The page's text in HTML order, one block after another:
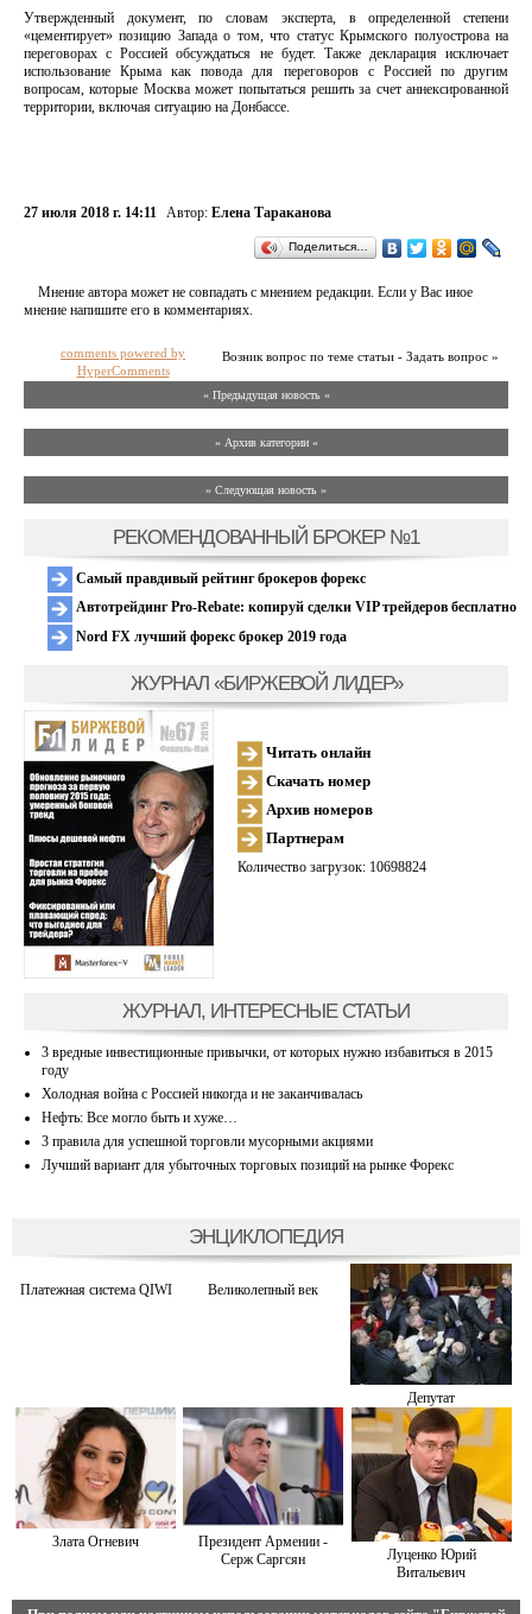
Утвержденный документ, по словам эксперта, в определенной степени
«цементирует» позицию Запада о том, что статус Крымского полуострова на
переговорах с Россией обсуждаться не будет. Также декларация исключает
использование Крыма как повода для переговоров с Россией по другим
вопросам, которые Москва может попытаться решить за счет аннексированной
территории, включая ситуацию на Донбассе.
27 июля 2018 г. 14:11 Автор: Елена Тараканова
Поделиться…
Мнение автора может не совпадать с мнением редакции. Если у Вас иное
мнение напишите его в комментариях.
Возник вопрос по теме статьи - Задать вопрос »
comments powered by
HyperComments
« Предыдущая новость «
» Архив категории «
» Следующая новость »
РЕКОМЕНДОВАННЫЙ БРОКЕР №1
Самый правдивый рейтинг брокеров форекс
Автотрейдинг Pro-Rebate: копируй сделки VIP трейдеров бесплатно
Nord FX лучший форекс брокер 2019 года
ЖУРНАЛ «БИРЖЕВОЙ ЛИДЕР»
Читать онлайн
Скачать номер
Архив номеров
Партнерам
Количество загрузок: 10698824
ЖУРНАЛ, ИНТЕРЕСНЫЕ СТАТЬИ
3 вредные инвестиционные привычки, от которых нужно избавиться в 2015
году
Холодная война с Россией никогда и не заканчивалась
Нефть: Все могло быть и хуже…
3 правила для успешной торговли мусорными акциями
Лучший вариант для убыточных торговых позиций на рынке Форекс
ЭНЦИКЛОПЕДИЯ
Платежная система QIWI Великолепный век
Депутат
Злата Огневич
Президент Армении -
Серж Саргсян
Луценко Юрий
Витальевич